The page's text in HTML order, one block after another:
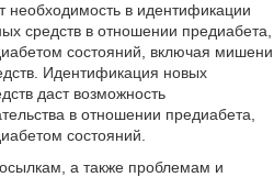
необходимость в идентификации
средств в отношении предиабета,
состояний, включая мишени
Идентификация новых
даст возможность
в отношении предиабета,
состояний.
а также проблемам и